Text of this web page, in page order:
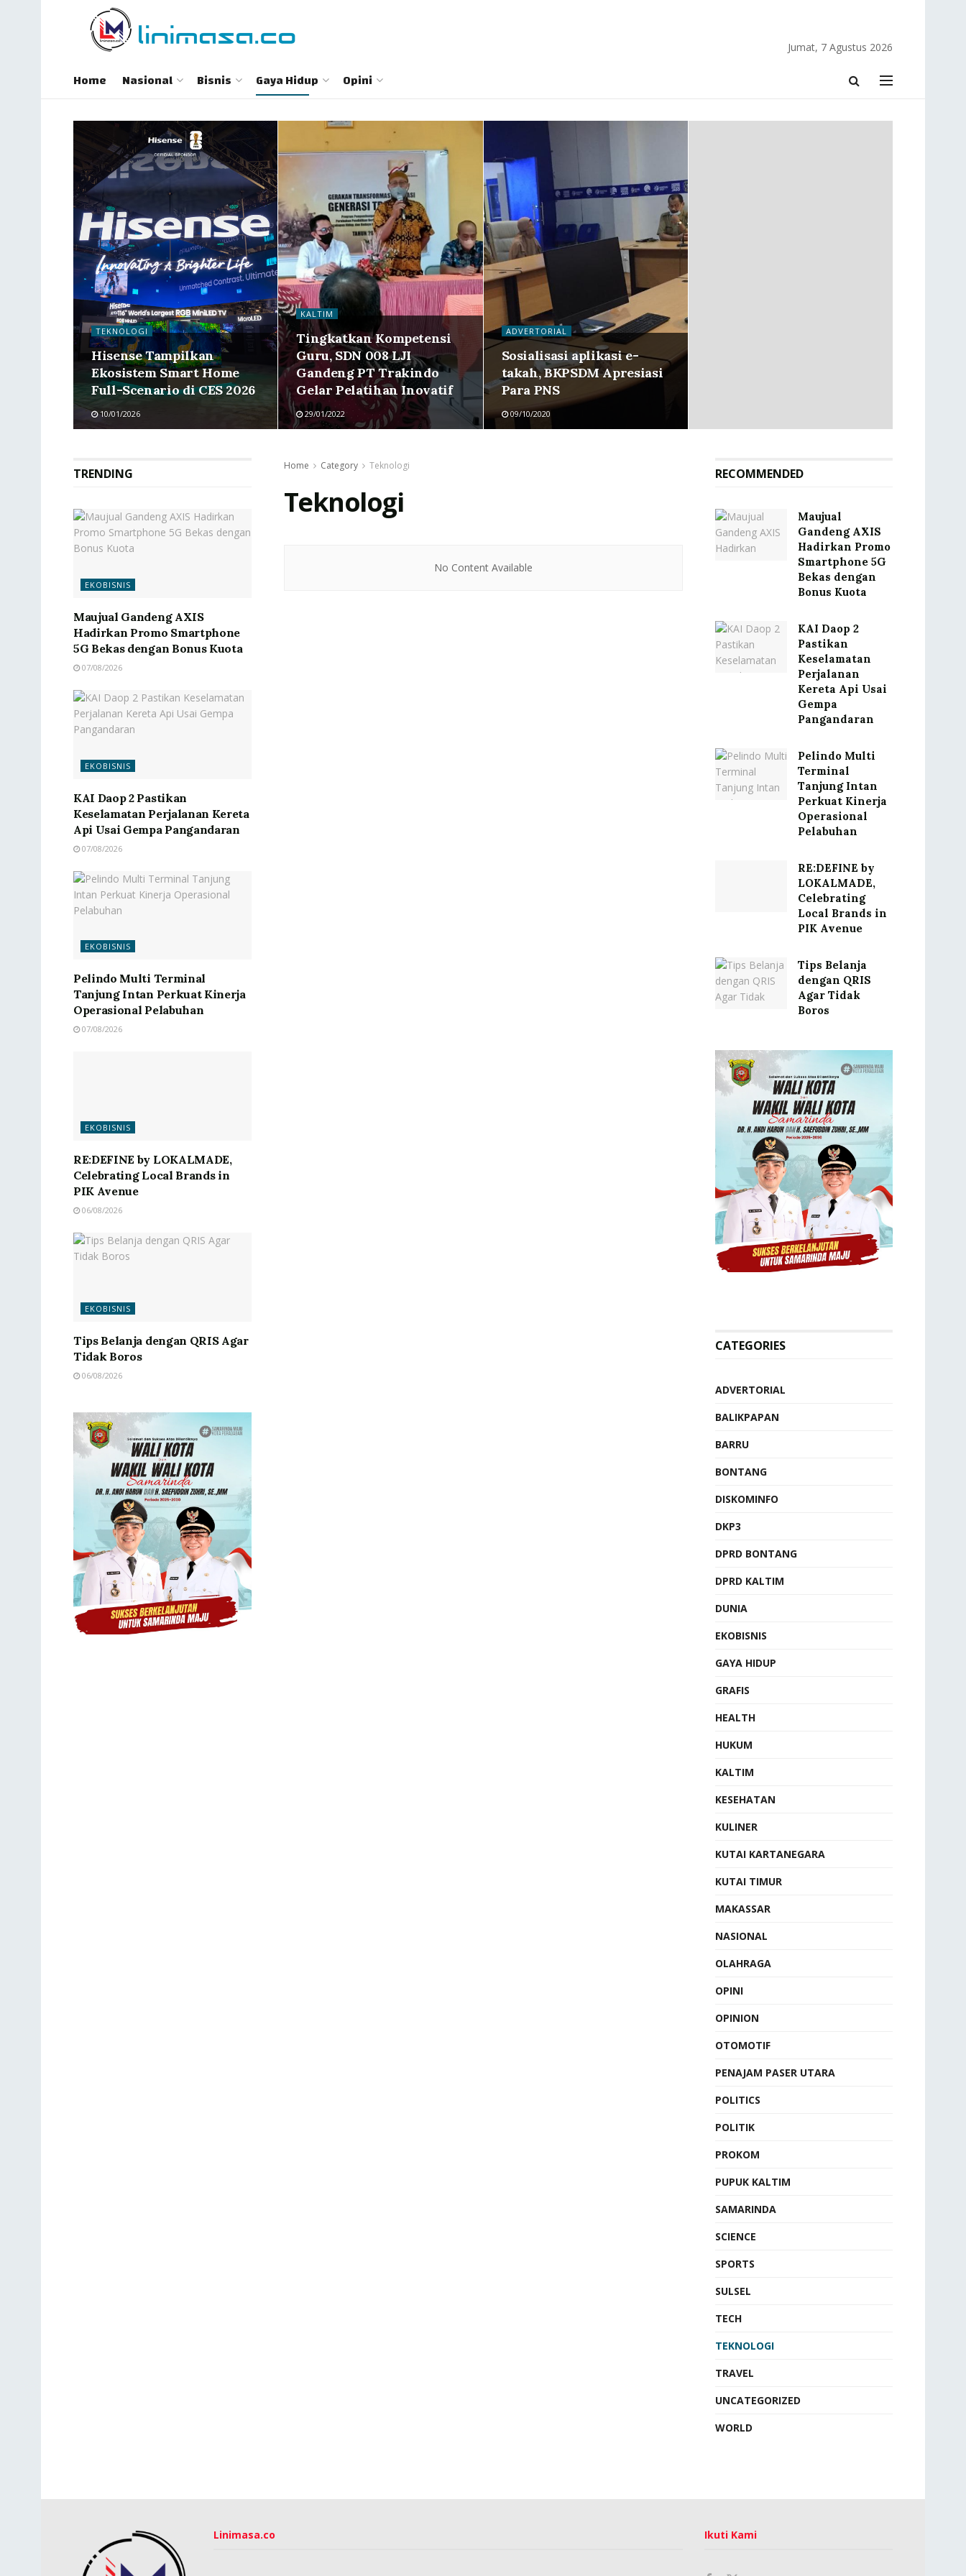
Jumat, 7 Agustus 2026
Home Nasional Bisnis Gaya Hidup Opini
TEKNOLOGI
Hisense Tampilkan
Ekosistem Smart Home
Full-Scenario di CES 2026
10/01/2026
KALTIM
Tingkatkan Kompetensi
Guru, SDN 008 LJI
Gandeng PT Trakindo
Gelar Pelatihan Inovatif
29/01/2022
ADVERTORIAL
Sosialisasi aplikasi e-
takah, BKPSDM Apresiasi
Para PNS
09/10/2020
Home Category Teknologi
Teknologi
No Content Available
TRENDING
EKOBISNIS
Maujual Gandeng AXIS
Hadirkan Promo Smartphone
5G Bekas dengan Bonus Kuota
07/08/2026
EKOBISNIS
KAI Daop 2 Pastikan
Keselamatan Perjalanan Kereta
Api Usai Gempa Pangandaran
07/08/2026
EKOBISNIS
Pelindo Multi Terminal
Tanjung Intan Perkuat Kinerja
Operasional Pelabuhan
07/08/2026
EKOBISNIS
RE:DEFINE by LOKALMADE,
Celebrating Local Brands in
PIK Avenue
06/08/2026
EKOBISNIS
Tips Belanja dengan QRIS Agar
Tidak Boros
06/08/2026
RECOMMENDED
Maujual
Gandeng AXIS
Hadirkan Promo
Smartphone 5G
Bekas dengan
Bonus Kuota
KAI Daop 2
Pastikan
Keselamatan
Perjalanan
Kereta Api Usai
Gempa
Pangandaran
Pelindo Multi
Terminal
Tanjung Intan
Perkuat Kinerja
Operasional
Pelabuhan
RE:DEFINE by
LOKALMADE,
Celebrating
Local Brands in
PIK Avenue
Tips Belanja
dengan QRIS
Agar Tidak
Boros
CATEGORIES
ADVERTORIAL
BALIKPAPAN
BARRU
BONTANG
DISKOMINFO
DKP3
DPRD BONTANG
DPRD KALTIM
DUNIA
EKOBISNIS
GAYA HIDUP
GRAFIS
HEALTH
HUKUM
KALTIM
KESEHATAN
KULINER
KUTAI KARTANEGARA
KUTAI TIMUR
MAKASSAR
NASIONAL
OLAHRAGA
OPINI
OPINION
OTOMOTIF
PENAJAM PASER UTARA
POLITICS
POLITIK
PROKOM
PUPUK KALTIM
SAMARINDA
SCIENCE
SPORTS
SULSEL
TECH
TEKNOLOGI
TRAVEL
UNCATEGORIZED
WORLD
Linimasa.co Ikuti Kami